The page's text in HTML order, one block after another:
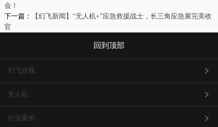
会！
下一篇：
【幻飞新闻】“无人机+”应急救援战士，长三角应急展完美收
官
回到顶部
幻飞挂载
无人机
行业案例